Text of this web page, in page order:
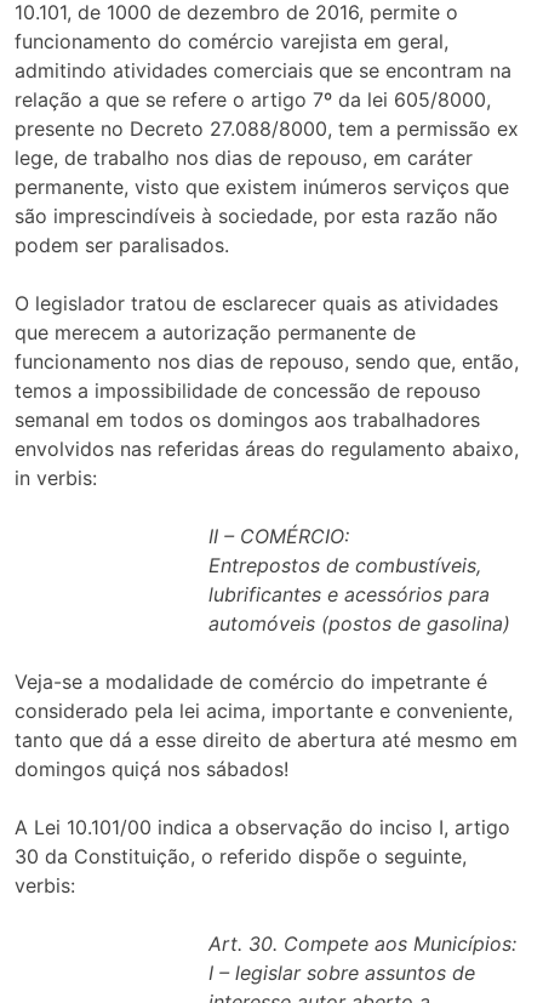
10.101, de 1000 de dezembro de 2016, permite o
funcionamento do comércio varejista em geral,
admitindo atividades comerciais que se encontram na
relação a que se refere o artigo 7º da lei 605/8000,
presente no Decreto 27.088/8000, tem a permissão ex
lege, de trabalho nos dias de repouso, em caráter
permanente, visto que existem inúmeros serviços que
são imprescindíveis à sociedade, por esta razão não
podem ser paralisados.
O legislador tratou de esclarecer quais as atividades
que merecem a autorização permanente de
funcionamento nos dias de repouso, sendo que, então,
temos a impossibilidade de concessão de repouso
semanal em todos os domingos aos trabalhadores
envolvidos nas referidas áreas do regulamento abaixo,
in verbis:
II – COMÉRCIO:
Entrepostos de combustíveis,
lubrificantes e acessórios para
automóveis (postos de gasolina)
Veja-se a modalidade de comércio do impetrante é
considerado pela lei acima, importante e conveniente,
tanto que dá a esse direito de abertura até mesmo em
domingos quiçá nos sábados!
A Lei 10.101/00 indica a observação do inciso I, artigo
30 da Constituição, o referido dispõe o seguinte,
verbis:
Art. 30. Compete aos Municípios:
I – legislar sobre assuntos de